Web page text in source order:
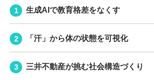
生成AIで教育格差をなくす
「汗」から体の状態を可視化
三井不動産が挑む社会構造づくり